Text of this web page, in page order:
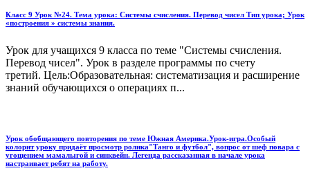
Класс 9 Урок №24. Тема урока: Системы счисления. Перевод чисел Тип урока; Урок
«построения » системы знания.
Урок для учащихся 9 класса по теме "Системы счисления.
Перевод чисел". Урок в разделе программы по счету
третий. Цель:Образовательная: систематизация и расширение
знаний обучающихся о операциях п...
Урок обобщающего повторения по теме Южная Америка.Урок-игра.Особый
колорит уроку придаёт просмотр ролика"Танго и футбол", вопрос от шеф повара с
угощением мамалыгой и синквейн. Легенда рассказанная в начале урока
настраивает ребят на работу.